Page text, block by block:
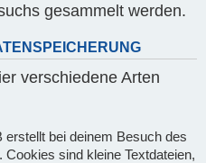
gesammelt werden.
verschiedene Arten
erstellt bei deinem Besuch des
sind kleine Textdateien,